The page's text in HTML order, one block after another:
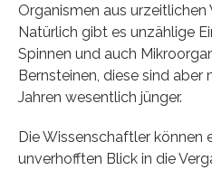
Organismen aus urzeitlichen
Natürlich gibt es unzählige
Spinnen und auch
Bernsteinen, diese sind aber
Jahren wesentlich jünger.
Die Wissenschaftler können
unverhofften Blick in die